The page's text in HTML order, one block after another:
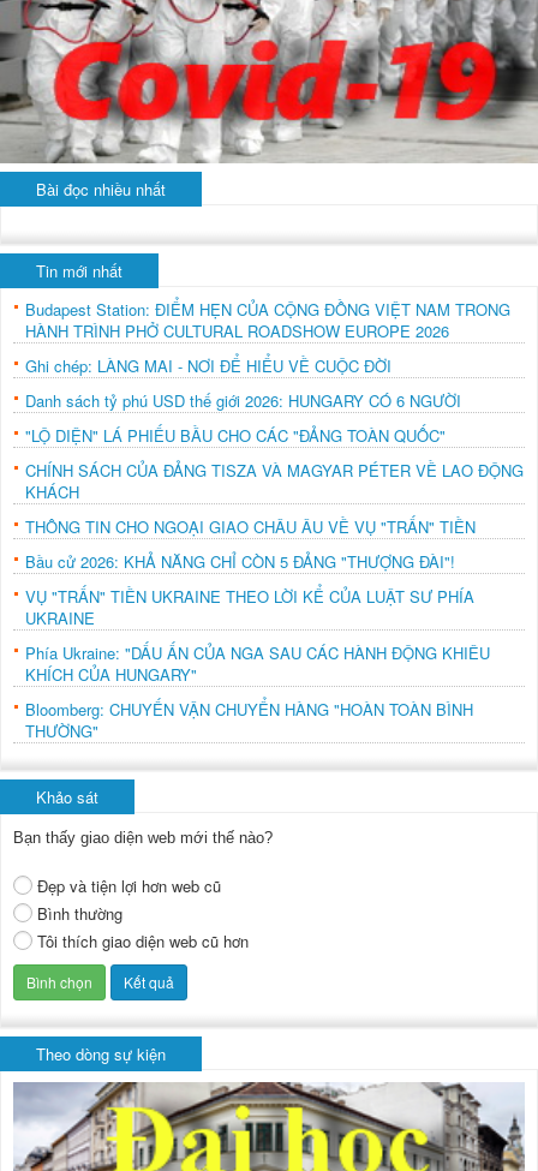
Bài đọc nhiều nhất
Tin mới nhất
Budapest Station: ĐIỂM HẸN CỦA CỘNG ĐỒNG VIỆT NAM TRONG
HÀNH TRÌNH PHỞ CULTURAL ROADSHOW EUROPE 2026
Ghi chép: LÀNG MAI - NƠI ĐỂ HIỂU VỀ CUỘC ĐỜI
Danh sách tỷ phú USD thế giới 2026: HUNGARY CÓ 6 NGƯỜI
"LỘ DIỆN" LÁ PHIẾU BẦU CHO CÁC "ĐẢNG TOÀN QUỐC"
CHÍNH SÁCH CỦA ĐẢNG TISZA VÀ MAGYAR PÉTER VỀ LAO ĐỘNG
KHÁCH
THÔNG TIN CHO NGOẠI GIAO CHÂU ÂU VỀ VỤ "TRẤN" TIỀN
Bầu cử 2026: KHẢ NĂNG CHỈ CÒN 5 ĐẢNG "THƯỢNG ĐÀI"!
VỤ "TRẤN" TIỀN UKRAINE THEO LỜI KỂ CỦA LUẬT SƯ PHÍA
UKRAINE
Phía Ukraine: "DẤU ẤN CỦA NGA SAU CÁC HÀNH ĐỘNG KHIÊU
KHÍCH CỦA HUNGARY"
Bloomberg: CHUYẾN VẬN CHUYỂN HÀNG "HOÀN TOÀN BÌNH
THƯỜNG"
Khảo sát
Bạn thấy giao diện web mới thế nào?
Đẹp và tiện lợi hơn web cũ
Bình thường
Tôi thích giao diện web cũ hơn
Theo dòng sự kiện